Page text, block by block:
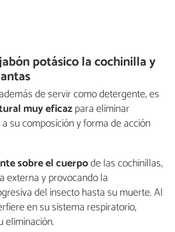
potásico la cochinilla y
de servir como detergente, es
muy eficazpara eliminar
su composición y forma de acción
sobre el cuerpode las cochinillas,
externa y provocando la
del insecto hasta su muerte. Al
en su sistema respiratorio,
eliminación.